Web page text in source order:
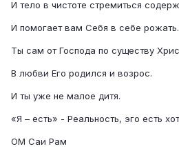
И тело в чистоте стремиться
И помогает вам Себя в себе рожать.
Ты сам от Господа по существу
В любви Его родился и возрос.
И ты уже не малое дитя.
«Я – есть» - Реальность, эго есть
ОМ Саи Рам